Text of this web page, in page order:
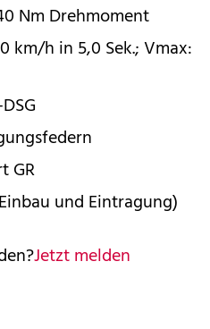
Nm Drehmoment
km/h in 5,0 Sek.; Vmax:
GR
und Eintragung)
Jetzt melden